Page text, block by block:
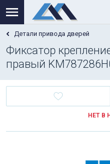
Детали привода дверей
Фиксатор
правый
НЕТ В